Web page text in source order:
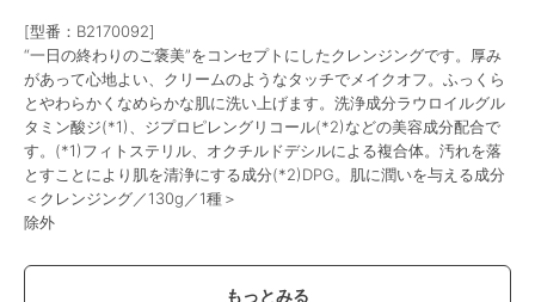
[型番：B2170092]
“一日の終わりのご褒美”をコンセプトにしたクレンジングです。厚み
があって心地よい、クリームのようなタッチでメイクオフ。ふっくら
とやわらかくなめらかな肌に洗い上げます。洗浄成分ラウロイルグル
タミン酸ジ(*1)、ジプロピレングリコール(*2)などの美容成分配合で
す。(*1)フィトステリル、オクチルドデシルによる複合体。汚れを落
とすことにより肌を清浄にする成分(*2)DPG。肌に潤いを与える成分
＜クレンジング／130g／1種＞
除外